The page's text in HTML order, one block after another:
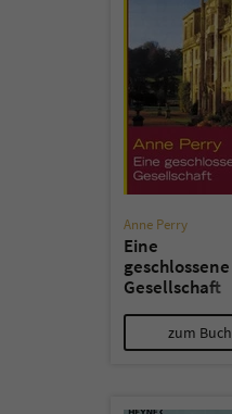
Anne Perry
Eine
geschlossene
Gesellschaft
zum Buch